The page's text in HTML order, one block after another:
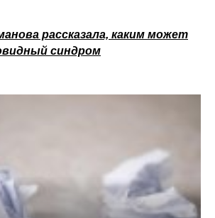
рассказала, каким может
синдром